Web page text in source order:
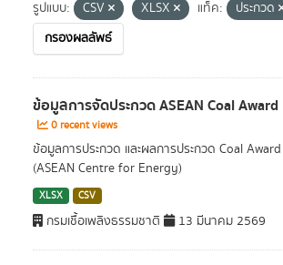
รูปแบบ: CSV XLSX แท็ค:
ประกวด
กรองผลลัพธ์
ข้อมูลการจัดประกวด ASEAN Coal Award
0 recent views
ข้อมูลการประกวด และผลการประกวด Coal
(ASEAN Centre for Energy)
XLSX CSV
กรมเชื้อเพลิงธรรมชาติ 13 มีนาคม 2569